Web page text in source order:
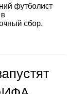
футболист
сбор.